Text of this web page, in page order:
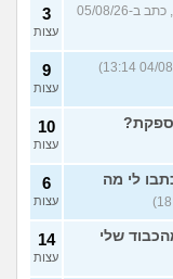
(אנונימי, בן 25, כתב ב-05/08/26
3
עצות
9
עצות
10
עצות
לי מה
6
עצות
שלי 14
עצות